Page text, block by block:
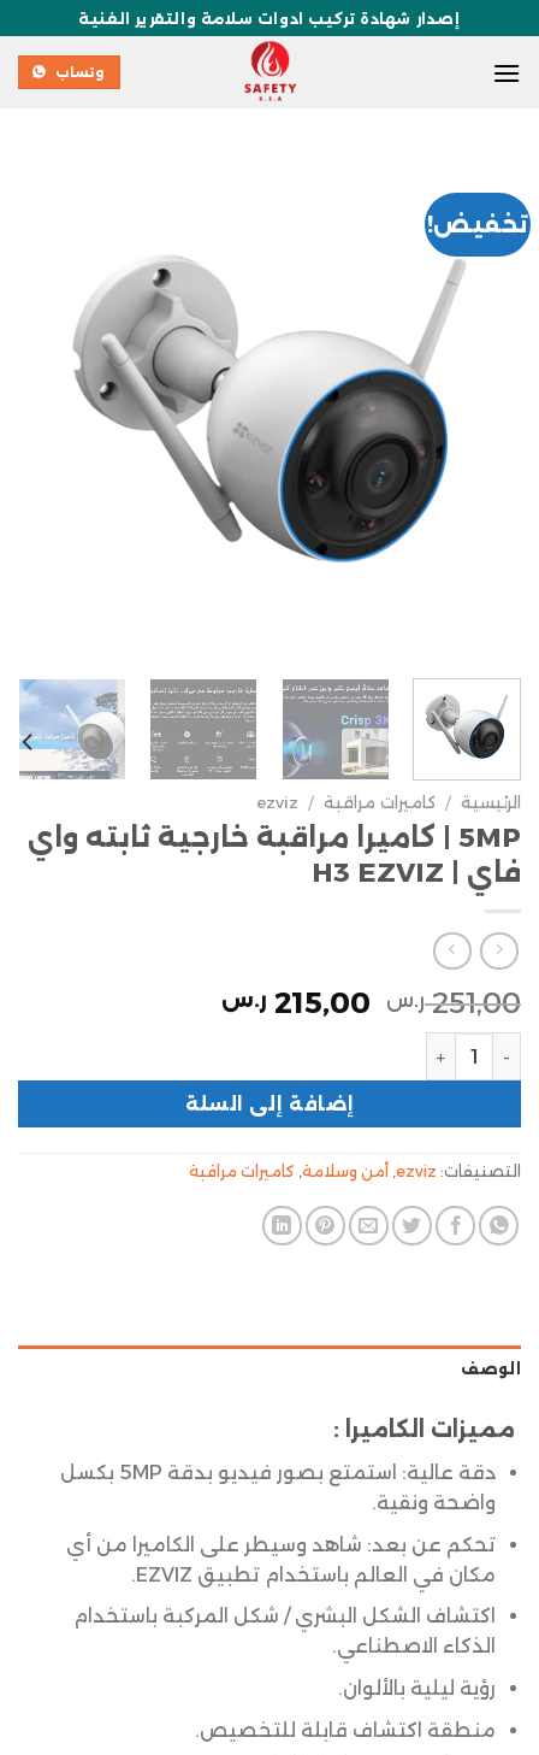
إصدار شهادة تركيب ادوات سلامة والتقرير الفنية
وتساب
تخفيض!
الرئيسية / كاميرات مراقبة /
ezviz
5MP | كاميرا مراقبة خارجية ثابته واي
فاي | H3 EZVIZ
251,00 ر.س 215,00 ر.س
إضافة إلى السلة
التصنيفات: ezviz
, أمن وسلامة, كاميرات مراقبة
الوصف
مميزات الكاميرا :
دقة عالية: استمتع بصور فيديو بدقة 5MP بكسل
واضحة ونقية.
تحكم عن بعد: شاهد وسيطر على الكاميرا من أي
مكان في العالم باستخدام تطبيق EZVIZ.
اكتشاف الشكل البشري / شكل المركبة باستخدام
الذكاء الاصطناعي.
رؤية ليلية بالألوان.
منطقة اكتشاف قابلة للتخصيص.